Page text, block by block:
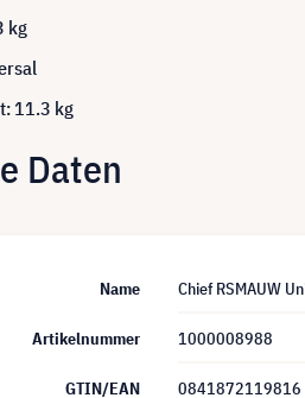
kg
11.3 kg
Daten
Name Chief RSMAUW
Artikelnummer 1000008988
GTIN/EAN 0841872119816